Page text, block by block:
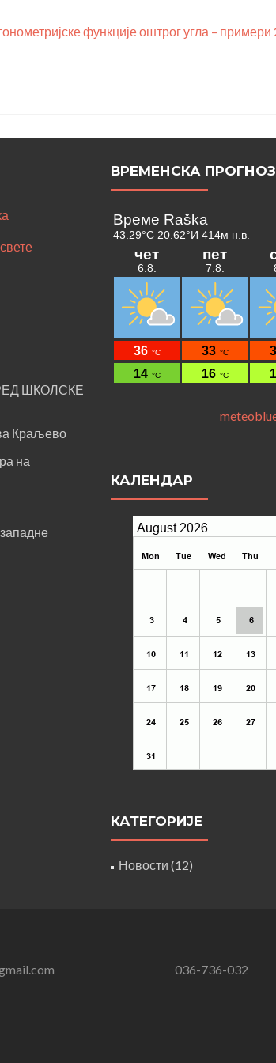
функције оштрог угла – примери
ШКОЛСКЕ
Краљево
на
ВРЕМЕНСКА
КАЛЕНДАР
КАТЕГОРИЈЕ
Новости (12)
036-736-032